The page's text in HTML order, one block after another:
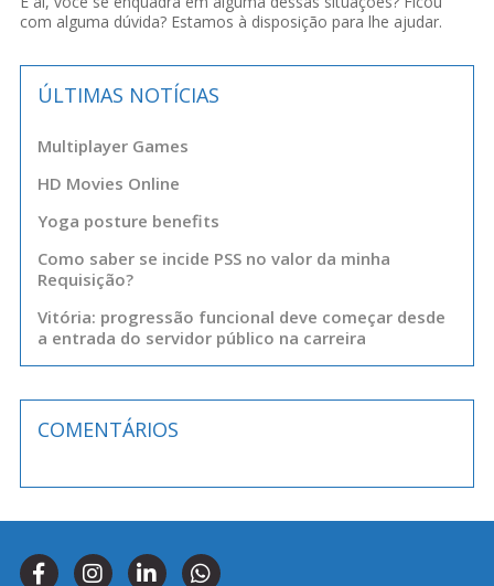
com alguma dúvida? Estamos à disposição para lhe ajudar.
ÚLTIMAS NOTÍCIAS
Multiplayer Games
HD Movies Online
Yoga posture benefits
Como saber se incide PSS no valor da minha
Requisição?
Vitória: progressão funcional deve começar desde
a entrada do servidor público na carreira
COMENTÁRIOS